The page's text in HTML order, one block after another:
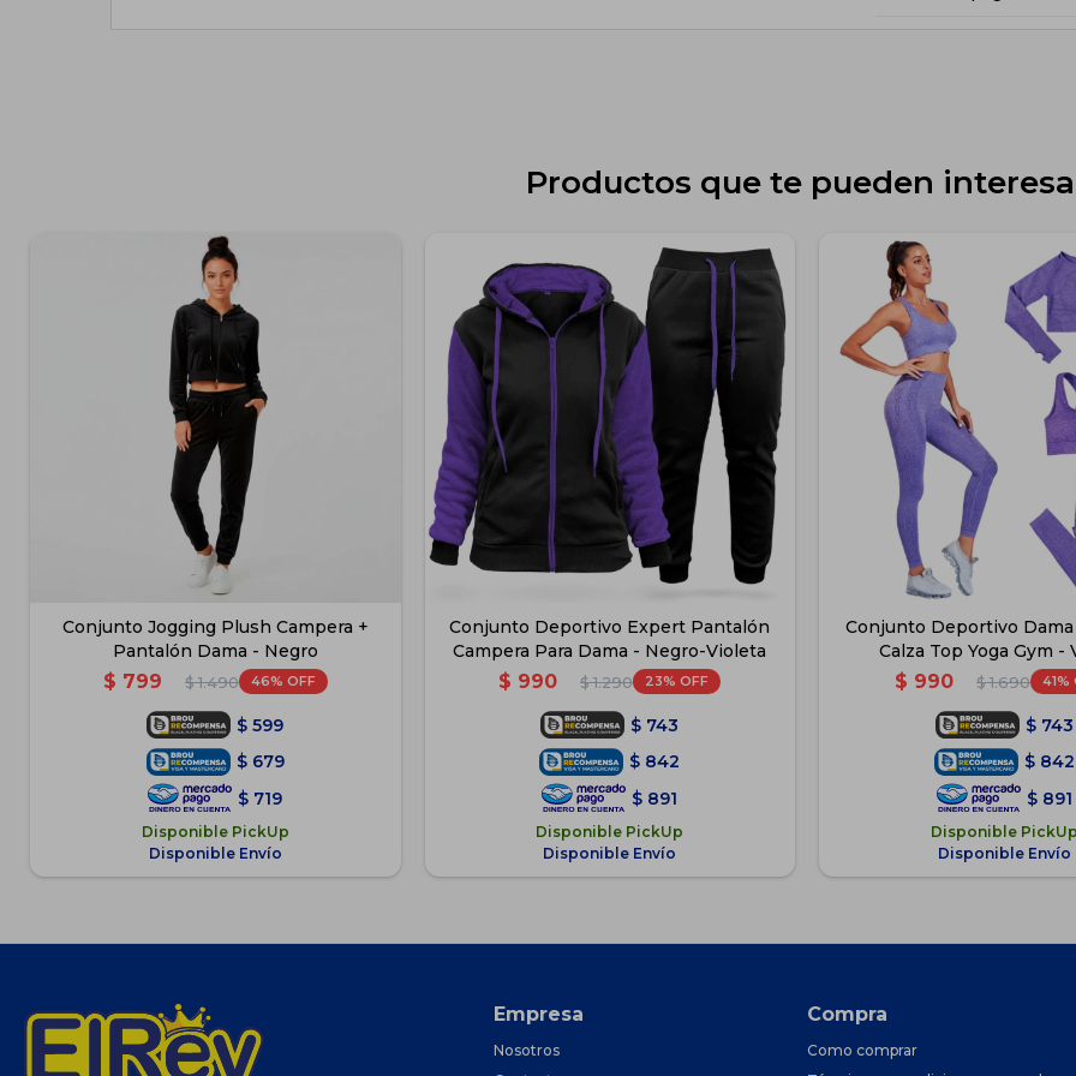
Productos que te pueden
Conjunto Jogging Plush Campera +
Pantalón Dama - Negro
$ 799 $ 1.490 46
$ 599
$ 679
$ 719
Disponible PickUp
Disponible Envío
Conjunto Deportivo Expert Pantalón
Campera Para Dama - Negro-Violeta
$ 990 $ 1.290 23
$ 743
$ 842
$ 891
Disponible PickUp
Disponible Envío
Conjunto Deportivo Dama
Calza Top Yoga Gym -
$ 990 $ 1.690 41
$ 743
$ 842
$ 891
Disponible
Disponible Envío
Empresa
Nosotros
Compra
Como comprar